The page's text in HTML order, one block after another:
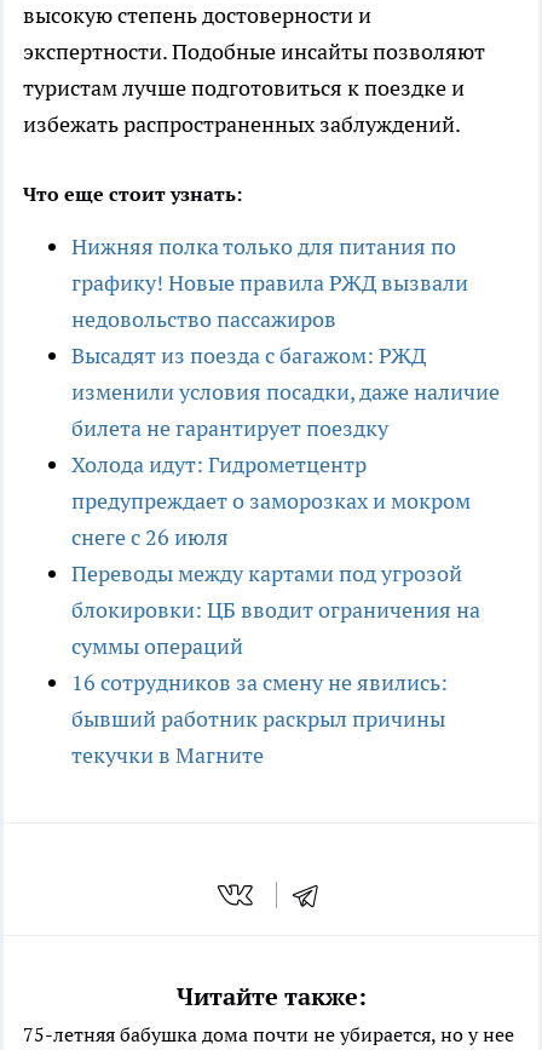
высокую степень достоверности и
экспертности. Подобные инсайты позволяют
туристам лучше подготовиться к поездке и
избежать распространенных заблуждений.
Что еще стоит узнать:
Нижняя полка только для питания по
графику! Новые правила РЖД вызвали
недовольство пассажиров
Высадят из поезда с багажом: РЖД
изменили условия посадки, даже наличие
билета не гарантирует поездку
Холода идут: Гидрометцентр
предупреждает о заморозках и мокром
снеге с 26 июля
Переводы между картами под угрозой
блокировки: ЦБ вводит ограничения на
суммы операций
16 сотрудников за смену не явились:
бывший работник раскрыл причины
текучки в Магните
Читайте также:
75-летняя бабушка дома почти не убирается, но у нее